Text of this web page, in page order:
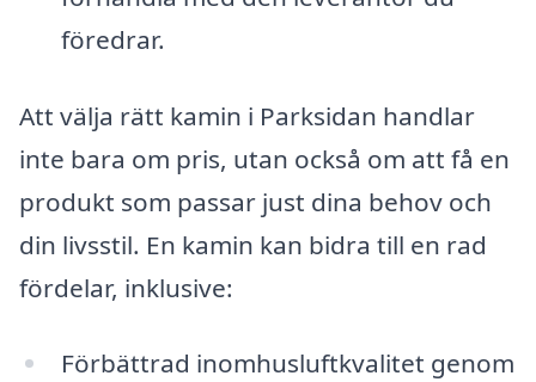
föredrar.
Att välja rätt kamin i Parksidan handlar
inte bara om pris, utan också om att få en
produkt som passar just dina behov och
din livsstil. En kamin kan bidra till en rad
fördelar, inklusive:
Förbättrad inomhusluftkvalitet genom